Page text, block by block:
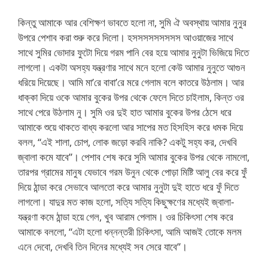
কিন্তু আমাকে আর বেশিক্ষণ ভাবতে হলো না, সুমি ঐ অবস্থায় আমার নুনুর
উপরে পেশাব করা শুরু করে দিলো। হসসসসসসসসস আওয়াজের সাথে
সাথে সুমির ভোদার ফুটো দিয়ে গরম পানি বের হয়ে আমার নুনুটা ভিজিয়ে দিতে
লাগলো। একটা অসহ্য যন্ত্রণার সাথে মনে হলো কেউ আমার নুনুতে আগুন
ধরিয়ে দিয়েছে। আমি মা’রে বাবা’রে মরে গেলাম বলে কাতরে উঠলাম। আর
ধাক্কা দিয়ে ওকে আমার বুকের উপর থেকে ফেলে দিতে চাইলাম, কিন্ত ওর
সাথে পেরে উঠলাম নু। সুমি ওর দুই হাত আমার বুকের উপর ঠেসে ধরে
আমাকে শুয়ে থাকতে বাধ্য করলো আর সাপের মত হিসহিস করে ধমক দিয়ে
বলল, “এই শালা, চোপ, লোক জড়ো করবি নাকি? একটু সহ্য কর, দেখবি
জ্বালা কমে যাবে”। পেশাব শেষ করে সুমি আমার বুকের উপর থেকে নামলো,
তারপর গ্রামের মানুষ যেভাবে গরম উনুন থেকে পোড়া মিষ্টি আলু বের করে ফুঁ
দিয়ে ঠান্ডা করে সেভাবে আলতো করে আমার নুনুটা দুই হাতে ধরে ফুঁ দিতে
লাগলো। যাদুর মত কাজ হলো, সত্যি সত্যি কিছুক্ষণের মধ্যেই জ্বালা-
যন্ত্রণা কমে ঠান্ডা হয়ে গেল, খুব আরাম পেলাম। ওর চিকিৎসা শেষ করে
আমাকে বললো, “এটা হলো ধন্নন্তরী চিকিৎসা, আমি আজই তোকে মলম
এনে দেবো, দেখবি তিন দিনের মধ্যেই সব সেরে যাবে”।